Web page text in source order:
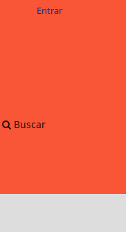
Buscar
Entrar